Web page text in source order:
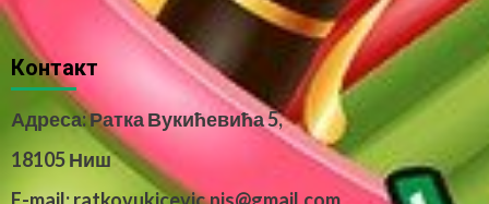
Контакт
Адреса: Ратка Вукићевића 5,
18105 Ниш